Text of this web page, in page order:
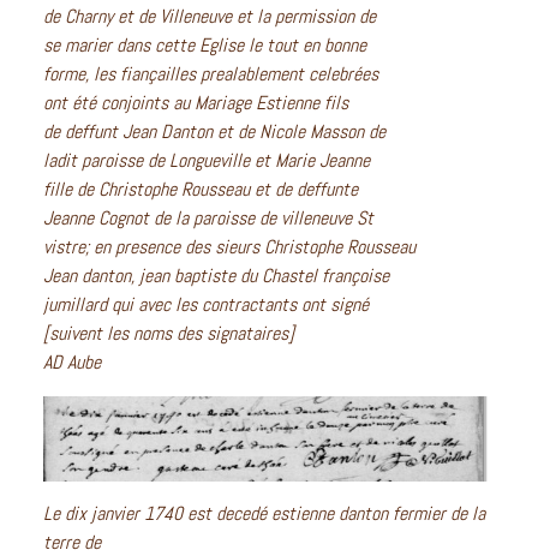
de Charny et de Villeneuve et la permission de
se marier dans cette Eglise le tout en bonne
forme, les fiançailles prealablement celebrées
ont été conjoints au Mariage Estienne fils
de deffunt Jean Danton et de Nicole Masson de
ladit paroisse de Longueville et Marie Jeanne
fille de Christophe Rousseau et de deffunte
Jeanne Cognot de la paroisse de villeneuve St
vistre; en presence des sieurs Christophe Rousseau
Jean danton, jean baptiste du Chastel françoise
jumillard qui avec les contractants ont signé
[suivent les noms des signataires]
AD Aube
Le dix janvier 1740 est decedé estienne danton fermier de la
terre de